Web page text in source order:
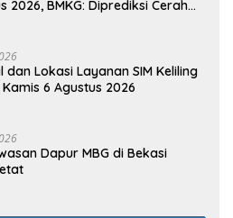
2026, BMKG: Diprediksi Cerah
dan Lokasi Layanan SIM Keliling
6 Agustus 2026
Dapur MBG di Bekasi